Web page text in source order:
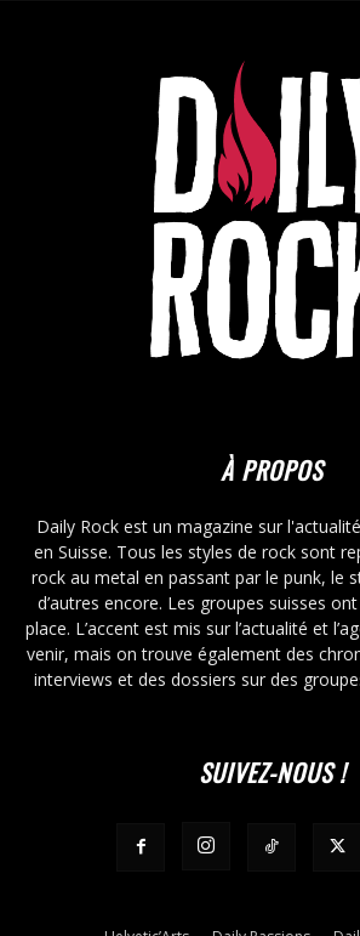
À PROPOS
Daily Rock est un magazine sur
en Suisse. Tous les styles de rock sont
rock au metal en passant par le punk, le
d’autres encore. Les groupes suisses
place. L’accent est mis sur l’actualité et
venir, mais on trouve également des
interviews et des dossiers sur des
SUIVEZ-NOUS !